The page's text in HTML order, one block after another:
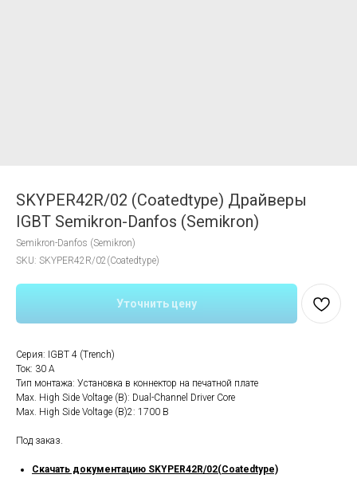
SKYPER42R/02 (Coatedtype) Драйверы
IGBT Semikron-Danfos (Semikron)
Semikron-Danfos (Semikron)
SKU: SKYPER42R/02(Coatedtype)
Уточнить цену
Серия: IGBT 4 (Trench)
Ток: 30 A
Тип монтажа: Установка в коннектор на печатной плате
Мах. High Side Voltage (В): Dual-Channel Driver Core
Мах. High Side Voltage (В)2: 1700 В
Под заказ.
Скачать документацию SKYPER42R/02(Coatedtype)